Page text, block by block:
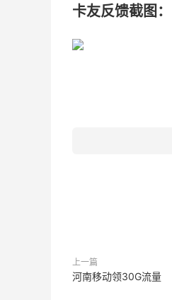
卡友反馈截图：
上一篇
河南移动领30G流量